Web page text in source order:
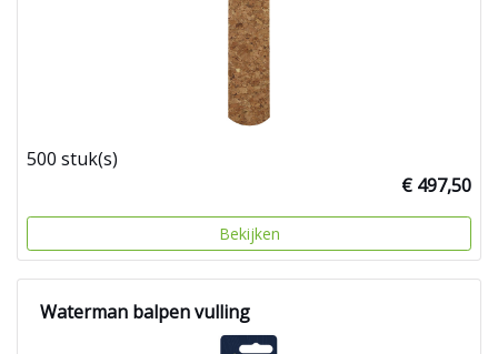
500 stuk(s)
€ 497,50
Bekijken
Waterman balpen vulling